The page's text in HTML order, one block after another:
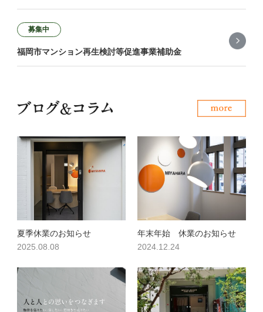
募集中
福岡市マンション再生検討等促進事業補助金
夏季休業のお知らせ
2025.08.08
年末年始 休業のお知らせ
2024.12.24